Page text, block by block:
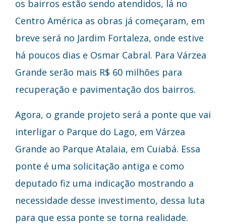
os bairros estão sendo atendidos, lá no
Centro América as obras já começaram, em
breve será no Jardim Fortaleza, onde estive
há poucos dias e Osmar Cabral. Para Várzea
Grande serão mais R$ 60 milhões para
recuperação e pavimentação dos bairros.
Agora, o grande projeto será a ponte que vai
interligar o Parque do Lago, em Várzea
Grande ao Parque Atalaia, em Cuiabá. Essa
ponte é uma solicitação antiga e como
deputado fiz uma indicação mostrando a
necessidade desse investimento, dessa luta
para que essa ponte se torna realidade.